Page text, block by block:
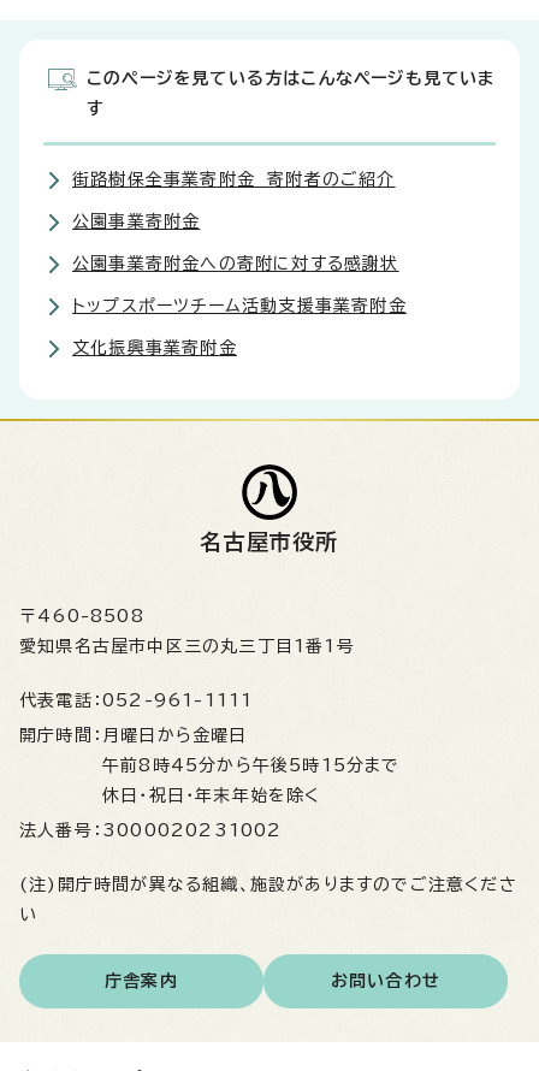
このページを見ている方はこんなページも見ていま
す
街路樹保全事業寄附金 寄附者のご紹介
公園事業寄附金
公園事業寄附金への寄附に対する感謝状
トップスポーツチーム活動支援事業寄附金
文化振興事業寄附金
名古屋市役所
〒460-8508
愛知県名古屋市中区三の丸三丁目1番1号
代表電話： 052-961-1111
開庁時間： 月曜日から金曜日
午前8時45分から午後5時15分まで
休日・祝日・年末年始を除く
法人番号： 3000020231002
(注)開庁時間が異なる組織、施設がありますのでご注意くださ
い
庁舎案内 お問い合わせ